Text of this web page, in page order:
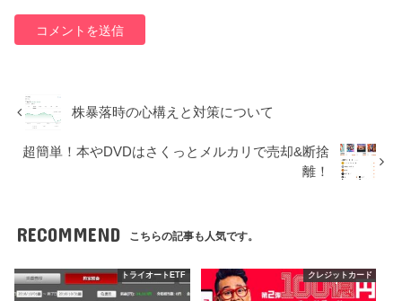
株暴落時の心構えと対策について
超簡単！本やDVDはさくっとメルカリで売却&断捨
離！
RECOMMEND こちらの記事も人気です。
トライオートETF クレジットカード